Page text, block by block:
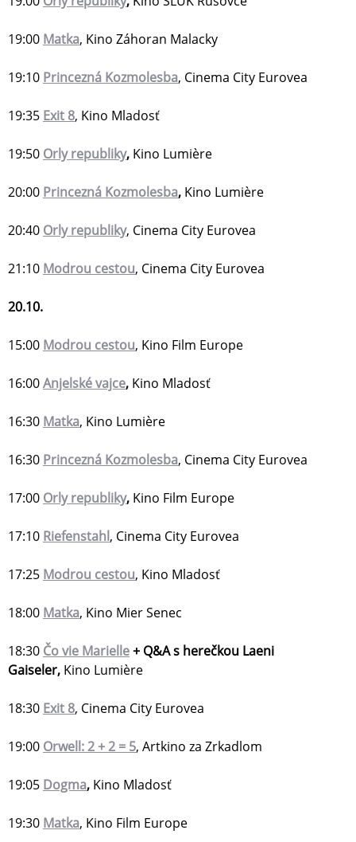
19:00 Matka, Kino Záhoran Malacky
19:10 Princezná Kozmolesba, Cinema City Eurovea
19:35 Exit 8, Kino Mladosť
19:50 Orly republiky, Kino Lumière
20:00 Princezná Kozmolesba, Kino Lumière
20:40 Orly republiky, Cinema City Eurovea
21:10 Modrou cestou, Cinema City Eurovea
20.10.
15:00 Modrou cestou, Kino Film Europe
16:00Anjelské vajce, Kino Mladosť
16:30 Matka, Kino Lumière
16:30 Princezná Kozmolesba, Cinema City Eurovea
17:00 Orly republiky, Kino Film Europe
17:10 Riefenstahl, Cinema City Eurovea
17:25 Modrou cestou, Kino Mladosť
18:00 Matka, Kino Mier Senec
18:30 Čo vie Marielle+ Q&A s herečkou Laeni
Gaiseler, Kino Lumière
18:30 Exit 8, Cinema City Eurovea
19:00 Orwell: 2 + 2 = 5, Artkino za Zrkadlom
19:05 Dogma, Kino Mladosť
19:30 Matka, Kino Film Europe